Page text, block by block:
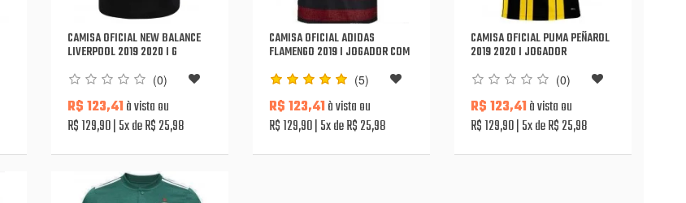
CAMISA OFICIAL NEW BALANCE
LIVERPOOL 2019 2020 I G
(0)
R$ 123,41à vista ou
R$ 129,90 5x de R$ 25,98
CAMISA OFICIAL ADIDAS
FLAMENGO 2019 I JOGADOR COM
(5)
R$ 123,41à vista ou
R$ 129,90 5x de R$ 25,98
CAMISA OFICIAL PUMA PEÑAROL
2019 2020 I JOGADOR
(0)
R$ 123,41à vista ou
R$ 129,90 5x de R$ 25,98